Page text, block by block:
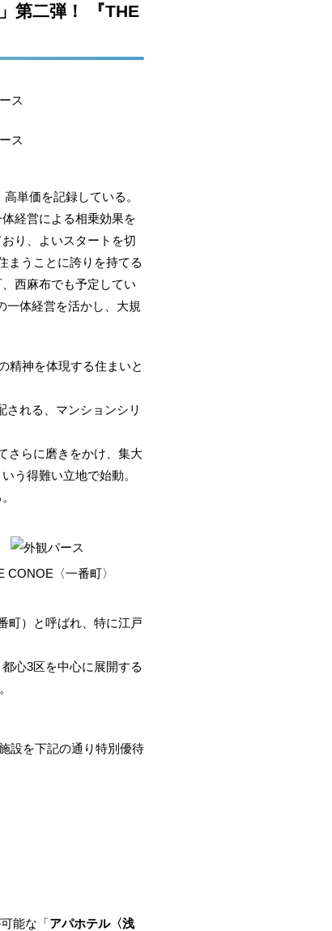
第二弾！ 『THE
単価を記録している。
経営による相乗効果を
り、よいスタートを切
まうことに誇りを持てる
西麻布でも予定してい
一体経営を活かし、大規
精神を体現する住まいと
される、マンションシリ
さらに磨きをかけ、集大
う得難い立地で始動。
CONOE〈一番町〉
町）と呼ばれ、特に江戸
都心3区を中心に展開する
設を下記の通り特別優待
能な「アパホテル〈浅